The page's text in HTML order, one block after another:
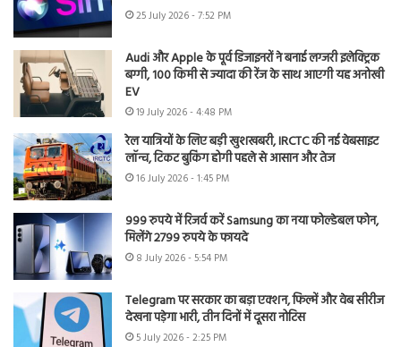
25 July 2026 - 7:52 PM
Audi और Apple के पूर्व डिजाइनरों ने बनाई लग्जरी इलेक्ट्रिक
बग्गी, 100 किमी से ज्यादा की रेंज के साथ आएगी यह अनोखी
EV
19 July 2026 - 4:48 PM
रेल यात्रियों के लिए बड़ी खुशखबरी, IRCTC की नई वेबसाइट
लॉन्च, टिकट बुकिंग होगी पहले से आसान और तेज
16 July 2026 - 1:45 PM
999 रुपये में रिजर्व करें Samsung का नया फोल्डेबल फोन,
मिलेंगे 2799 रुपये के फायदे
8 July 2026 - 5:54 PM
Telegram पर सरकार का बड़ा एक्शन, फिल्में और वेब सीरीज
देखना पड़ेगा भारी, तीन दिनों में दूसरा नोटिस
5 July 2026 - 2:25 PM